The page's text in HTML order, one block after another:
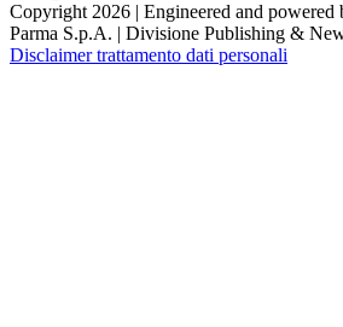
Copyright 2026 | Engineered and powered
Parma S.p.A. | Divisione Publishing &
Disclaimer trattamento dati personali